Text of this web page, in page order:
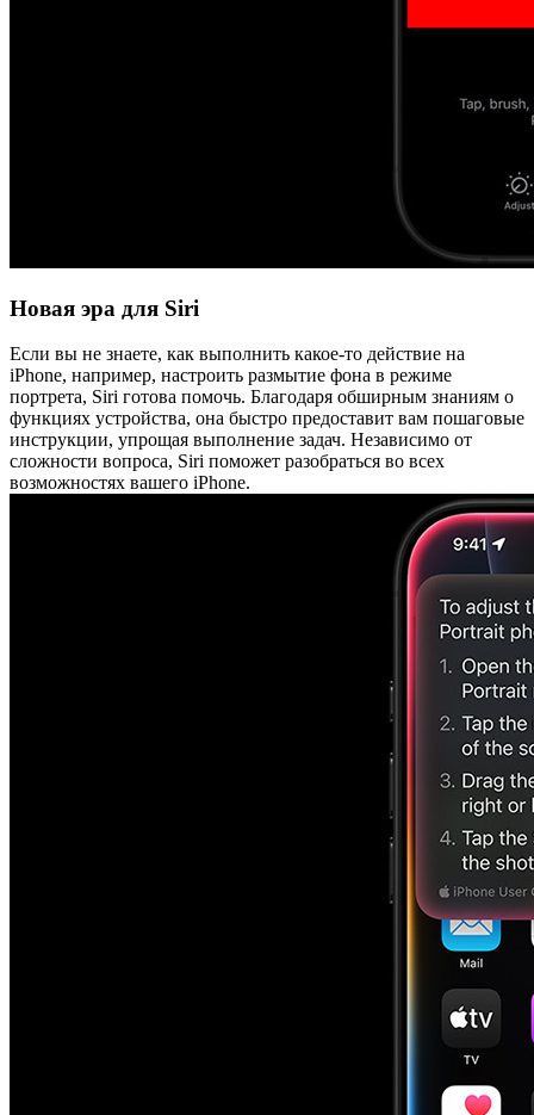
Новая эра для Siri
Если вы не знаете, как выполнить какое-то действие на
iPhone, например, настроить размытие фона в режиме
портрета, Siri готова помочь. Благодаря обширным знаниям о
функциях устройства, она быстро предоставит вам пошаговые
инструкции, упрощая выполнение задач. Независимо от
сложности вопроса, Siri поможет разобраться во всех
возможностях вашего iPhone.